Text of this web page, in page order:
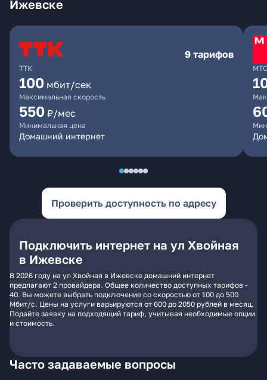
Ижевске
ТТК
9 тарифов
100 мбит/сек
Максимальная скорость
550 ₽/мес
Минимальная цена
Домашний интернет
МТС
Проверить доступность по адресу
Подключить интернет на ул Хвойная
в Ижевске
В 2026 году на ул Хвойная в Ижевске домашний интернет
предлагают 2 провайдера. Общее количество доступных тарифов -
40. Вы можете выбрать подключение со скоростью от 100 до 500
Мбит/с. Цены на услуги варьируются от 600 до 2050 рублей в месяц.
Подайте заявку на подходящий тариф, учитывая необходимые опции
и стоимость.
Часто задаваемые вопросы